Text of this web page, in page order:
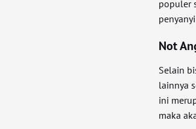
populer
Not
Selain
lainnya
ini
maka